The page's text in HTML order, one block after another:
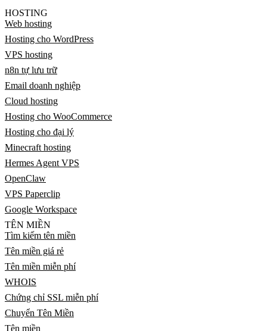
HOSTING
Web hosting
Hosting cho WordPress
VPS hosting
n8n tự lưu trữ
Email doanh nghiệp
Cloud hosting
Hosting cho WooCommerce
Hosting cho đại lý
Minecraft hosting
Hermes Agent VPS
OpenClaw
VPS Paperclip
Google Workspace
TÊN MIỀN
Tìm kiếm tên miền
Tên miền giá rẻ
Tên miền miễn phí
WHOIS
Chứng chỉ SSL miễn phí
Chuyển Tên Miền
Tên miền